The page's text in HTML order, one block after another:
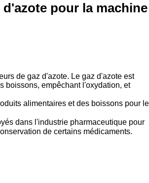
pour la
de gaz d'azote. Le gaz d'azote est
boissons, empêchant l'oxydation, et
alimentaires et des boissons pour
dans l'industrie pharmaceutique pour
de certains médicaments.